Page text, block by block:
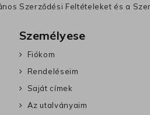
Szerződési Feltételeket és a
Személyese
Fiókom
Rendeléseim
Saját címek
Az utalványaim